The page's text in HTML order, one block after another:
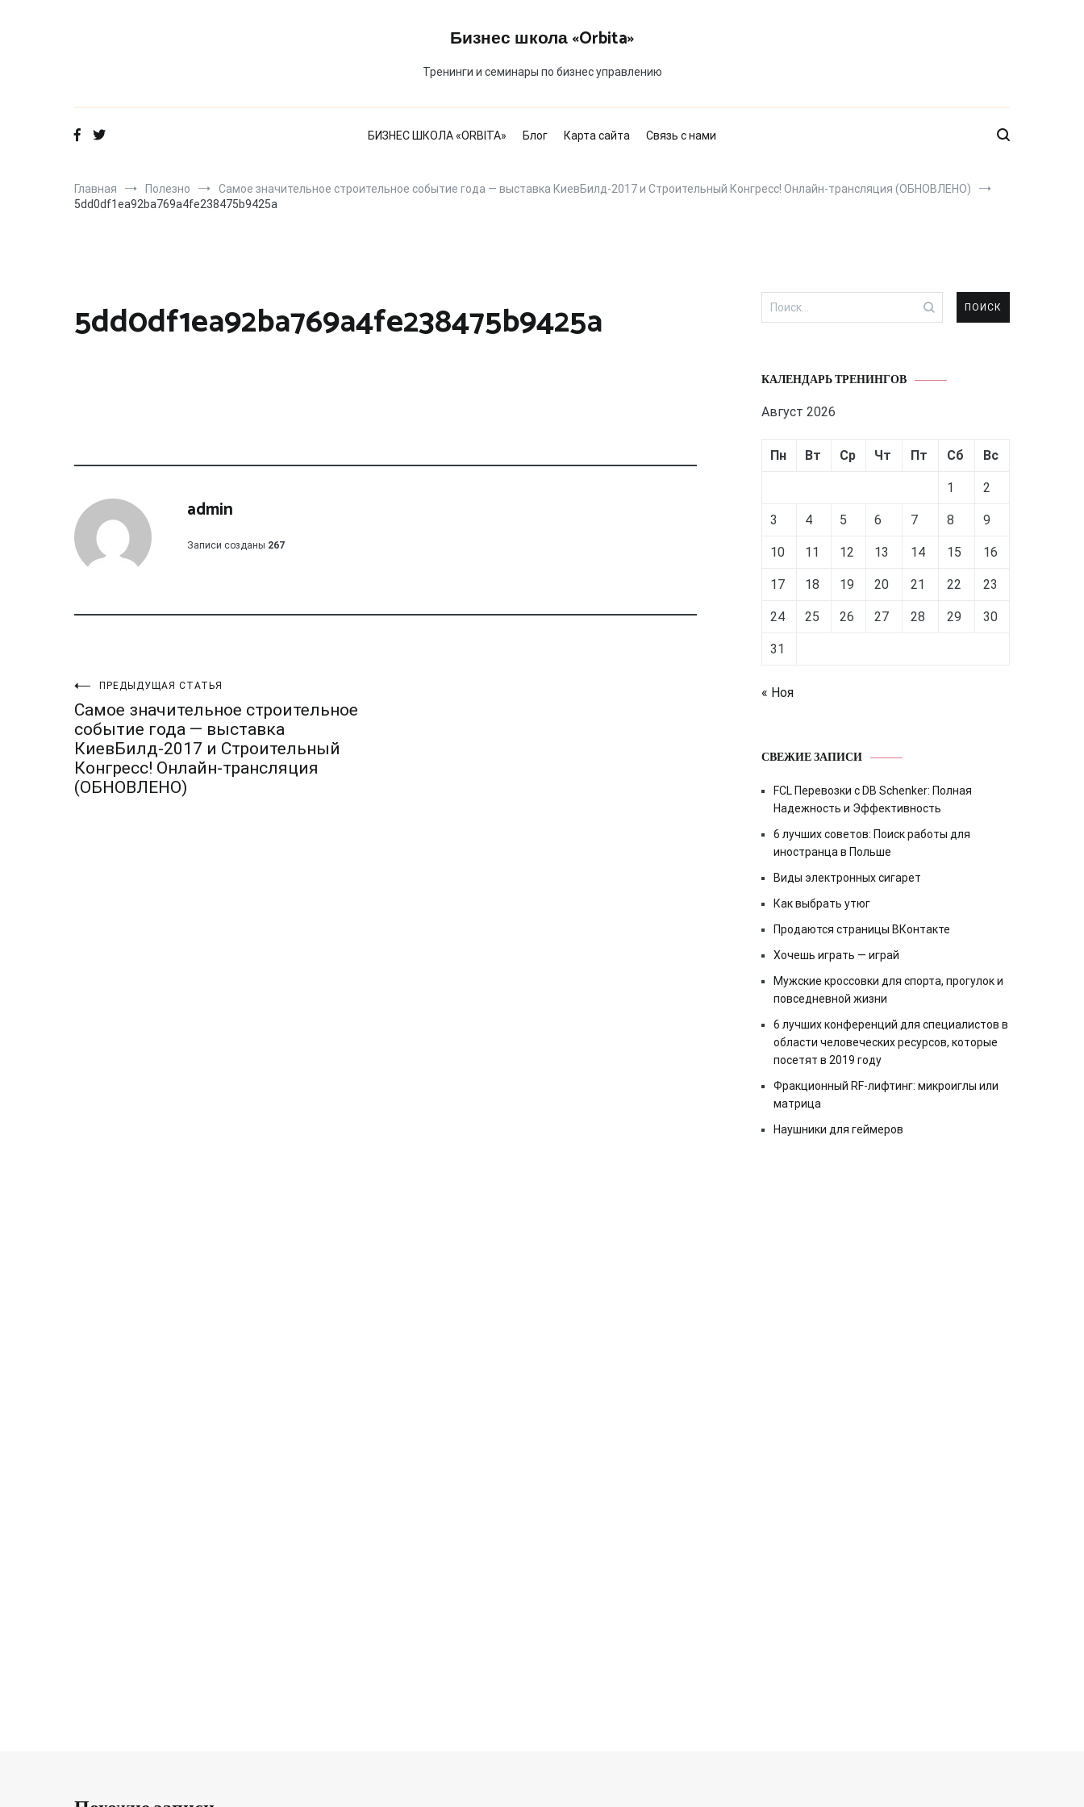
Бизнес школа «Orbita»
Тренинги и семинары по бизнес управлению
БИЗНЕС ШКОЛА «ORBITA» Блог Карта сайта Связь с нами
Главная Полезно
Самое значительное строительное событие года — выставка КиевБилд-2017 и Строительный Конгресс! Онлайн-трансляция (ОБНОВЛЕНО)
5dd0df1ea92ba769a4fe238475b9425a
5dd0df1ea92ba769a4fe238475b9425a
admin
Записи созданы 267
Навигация
по
записям
ПРЕДЫДУЩАЯ СТАТЬЯ
Самое значительное строительное
событие года — выставка
КиевБилд-2017 и Строительный
Конгресс! Онлайн-трансляция
(ОБНОВЛЕНО)
Найти:
КАЛЕНДАРЬ ТРЕНИНГОВ
Август 2026
Пн Вт Ср Чт Пт Сб Вс
1 2
3 4 5 6 7 8 9
10 11 12 13 14 15 16
17 18 19 20 21 22 23
24 25 26 27 28 29 30
31
« Ноя
СВЕЖИЕ ЗАПИСИ
FCL Перевозки с DB Schenker: Полная
Надежность и Эффективность
6 лучших советов: Поиск работы для
иностранца в Польше
Виды электронных сигарет
Как выбрать утюг
Продаются страницы ВКонтакте
Хочешь играть — играй
Мужские кроссовки для спорта, прогулок и
повседневной жизни
6 лучших конференций для специалистов в
области человеческих ресурсов, которые
посетят в 2019 году
Фракционный RF-лифтинг: микроиглы или
матрица
Наушники для геймеров